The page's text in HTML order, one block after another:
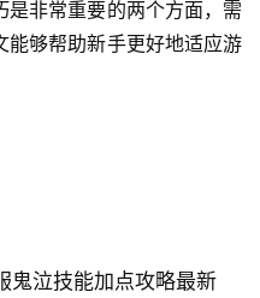
是非常重要的两个方面，需
能够帮助新手更好地适应游
鬼泣技能加点攻略最新